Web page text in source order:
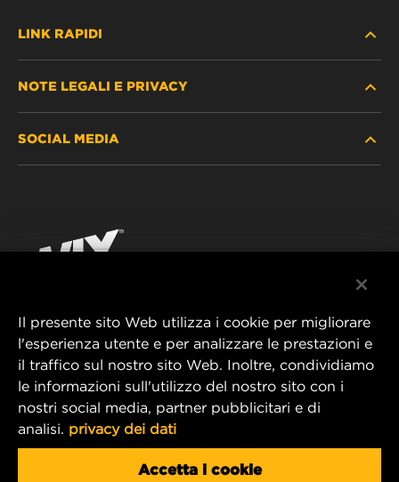
LINK RAPIDI
DOVE ACQUISTARE
CONTATTACI
NOTE LEGALI E PRIVACY
IMPRESSUM
SOCIAL MEDIA
YouTube
MANN+HUMMEL FT Poland
ul. Wrocławska 145,
63-800 GOSTYŃ, POLAND
Tel. +48 65 572 89 00
E-mail:info@mann-hummel.com
Il presente sito Web utilizza i cookie per migliorare
l'esperienza utente e per analizzare le prestazioni e
il traffico sul nostro sito Web. Inoltre, condividiamo
le informazioni sull'utilizzo del nostro sito con i
nostri social media, partner pubblicitari e di
analisi. privacy dei dati
Accetta i cookie